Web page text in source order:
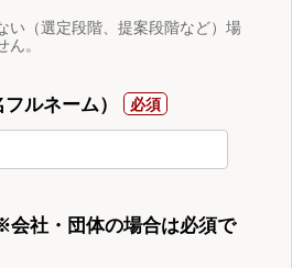
い（選定段階、提案段階など）場
。
ルネーム）
社・団体の場合は必須で